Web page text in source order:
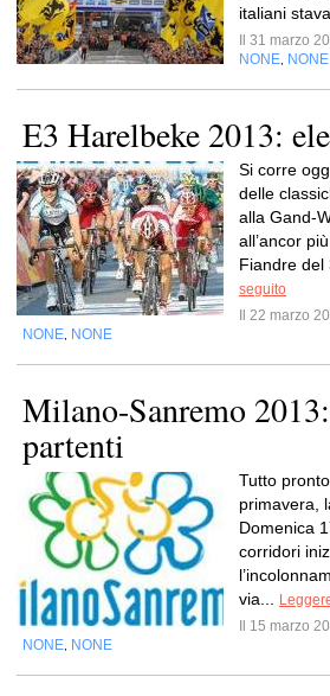
italiani
Il 31 marzo
NONE NONE
E3 Harelbeke 2013:
Si corre
delle
alla Gand-
all’ancor
Fiandre del
seguito
Il 22 marzo
NONE NONE
Milano-Sanremo
partenti
Tutto
primavera,
Domenica
corridori
via...
Il 15 marzo
NONE NONE